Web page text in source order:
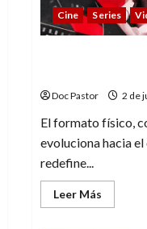
Cine Series
Doc Pastor 2 de
El formato físico,
evoluciona hacia
redefine...
Leer Más
más